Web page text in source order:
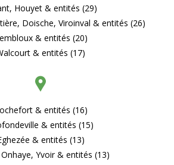
Houyet & entités (29)
Doische, Viroinval & entités (26)
& entités (20)
& entités (17)
& entités (16)
& entités (15)
& entités (13)
Yvoir & entités (13)